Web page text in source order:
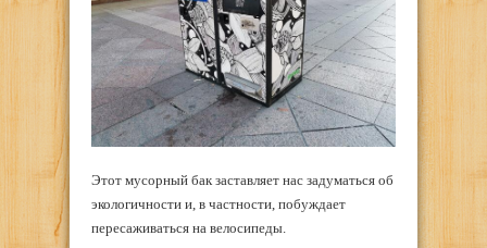
Этот мусорный бак заставляет нас задуматься об
экологичности и, в частности, побуждает
пересаживаться на велосипеды.